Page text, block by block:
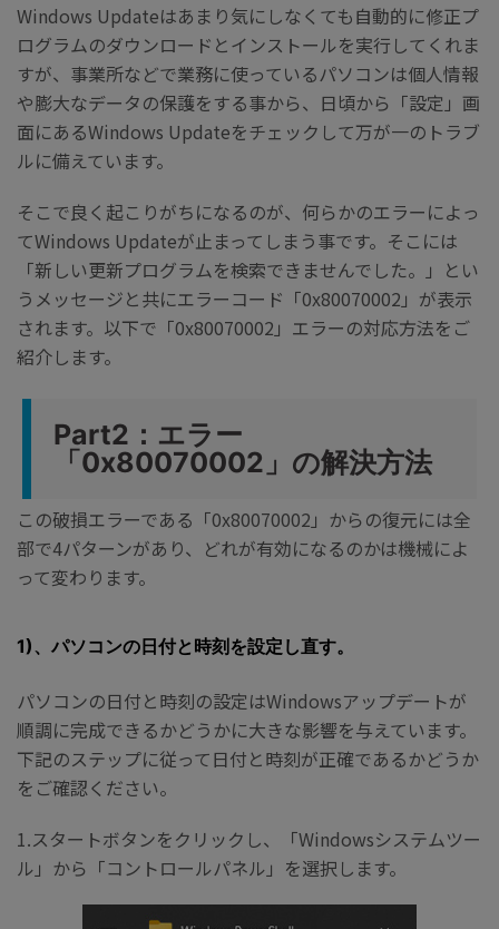
Windows Updateはあまり気にしなくても自動的に修正プ
ログラムのダウンロードとインストールを実行してくれま
すが、事業所などで業務に使っているパソコンは個人情報
や膨大なデータの保護をする事から、日頃から「設定」画
面にあるWindows Updateをチェックして万が一のトラブ
ルに備えています。
そこで良く起こりがちになるのが、何らかのエラーによっ
てWindows Updateが止まってしまう事です。そこには
「新しい更新プログラムを検索できませんでした。」とい
うメッセージと共にエラーコード「0x80070002」が表示
されます。以下で「0x80070002」エラーの対応方法をご
紹介します。
Part2：エラー
「0x80070002」の解決方法
この破損エラーである「0x80070002」からの復元には全
部で4パターンがあり、どれが有効になるのかは機械によ
って変わります。
1)、パソコンの日付と時刻を設定し直す。
パソコンの日付と時刻の設定はWindowsアップデートが
順調に完成できるかどうかに大きな影響を与えています。
下記のステップに従って日付と時刻が正確であるかどうか
をご確認ください。
1.スタートボタンをクリックし、「Windowsシステムツー
ル」から「コントロールパネル」を選択します。